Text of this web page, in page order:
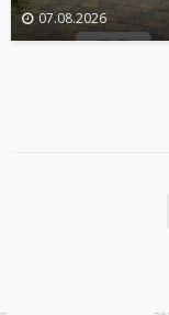
07.08.2026